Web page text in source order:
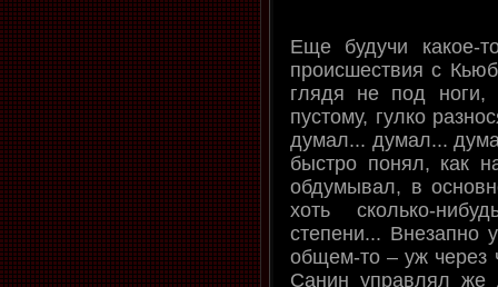
Еще будучи какое-
происшествия с
глядя не под ноги,
пустому, гулко
думал... думал...
быстро понял, как
обдумывал, в
хоть сколько-
степени... Внезапно
общем-то – уж через
Санин управлял же